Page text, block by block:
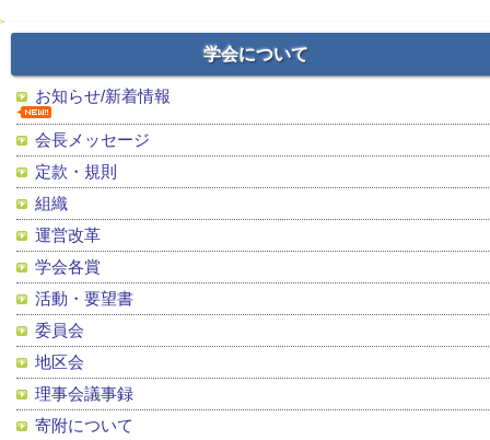
学会について
お知らせ/新着情報
会長メッセージ
定款・規則
組織
運営改革
学会各賞
活動・要望書
委員会
地区会
理事会議事録
寄附について